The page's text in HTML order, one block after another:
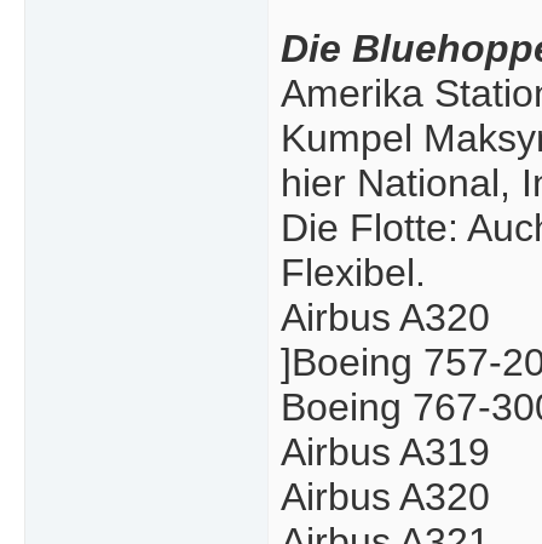
Die
Amerika
Kumpel
hier National,
Die Flotte:
Flexibel.
Airbus A320
]Boeing 757-
Boeing 767-
Airbus A319
Airbus A320